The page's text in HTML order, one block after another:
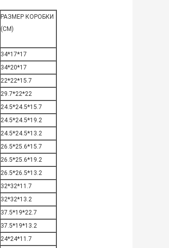
РАЗМЕР КОРОБКИ
(СМ)
34*17*17
34*20*17
22*22*15.7
29.7*22*22
24.5*24.5*15.7
24.5*24.5*19.2
24.5*24.5*13.2
26.5*25.6*15.7
26.5*25.6*19.2
26.5*26.5*13.2
32*32*11.7
32*32*13.2
37.5*19*22.7
37.5*19*13.2
24*24*11.7